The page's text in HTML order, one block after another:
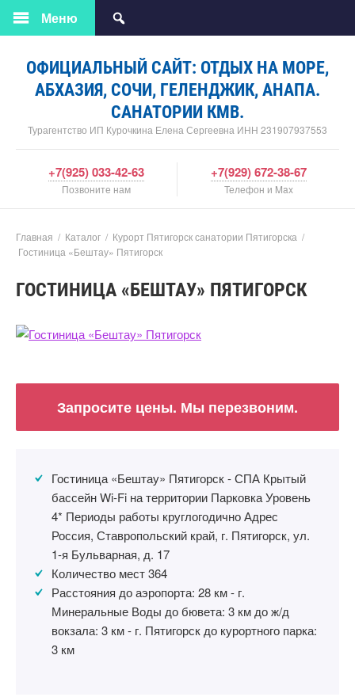
ОФИЦИАЛЬНЫЙ САЙТ: ОТДЫХ НА МОРЕ,
АБХАЗИЯ, СОЧИ, ГЕЛЕНДЖИК, АНАПА.
САНАТОРИИ КМВ.
Турагентство ИП Курочкина Елена Сергеевна ИНН 231907937553
Меню
+7(925) 033-42-63
Позвоните нам
+7(929) 672-38-67
Телефон и Max
Главная / Каталог / Курорт Пятигорск санатории Пятигорска /
Гостиница «Бештау» Пятигорск
ГОСТИНИЦА «БЕШТАУ» ПЯТИГОРСК
Запросите цены. Мы перезвоним.
Гостиница «Бештау» Пятигорск - СПА Крытый
бассейн Wi-Fi на территории Парковка Уровень
4* Периоды работы круглогодично Адрес
Россия, Ставропольский край, г. Пятигорск, ул.
1-я Бульварная, д. 17
Количество мест 364
Расстояния до аэропорта: 28 км - г.
Минеральные Воды до бювета: 3 км до ж/д
вокзала: 3 км - г. Пятигорск до курортного парка:
3 км